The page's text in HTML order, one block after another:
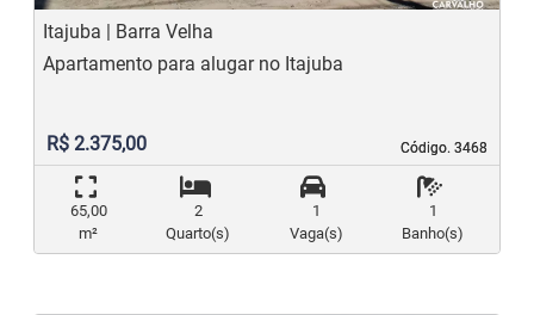
Itajuba | Barra Velha
Código. 3468
Código. 3468
Apartamento para alugar no Itajuba
R$ 2.375,00
65,00
m²
2
Quarto(s)
1
Vaga(s)
1
Banho(s)